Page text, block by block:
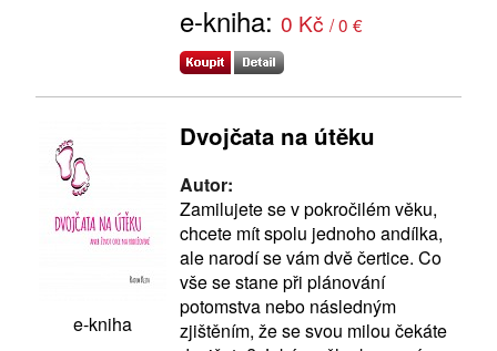
e-kniha: 0 Kč / 0 €
e-kniha
Dvojčata na útěku
Autor:
Zamilujete se v pokročilém věku,
chcete mít spolu jednoho andílka,
ale narodí se vám dvě čertice. Co
vše se stane při plánování
potomstva nebo následným
zjištěním, že se svou milou čekáte